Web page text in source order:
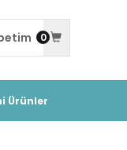
0
Ürünler